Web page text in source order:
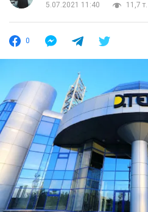
5.07.2021 11:40
11,7 т.
0